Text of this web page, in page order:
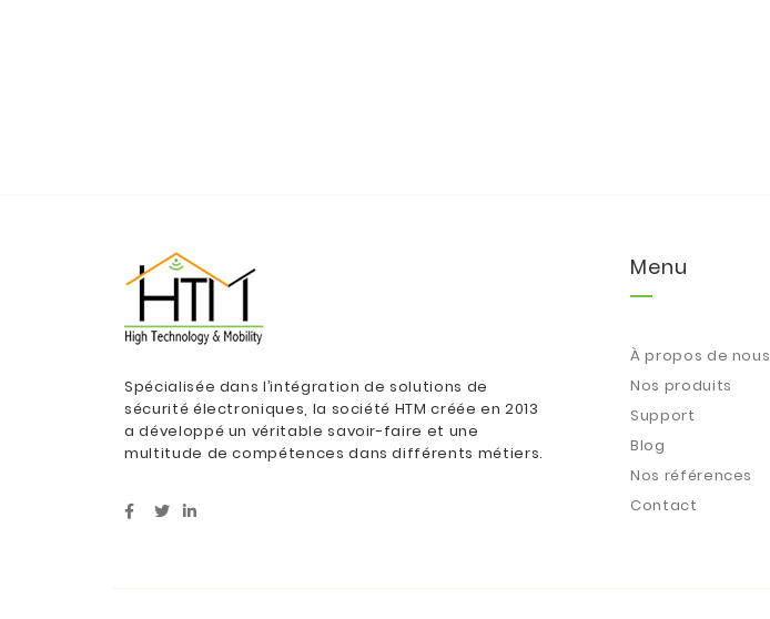
Spécialisée dans l’intégration de solutions de
sécurité électroniques, la société HTM créée en 2013
a développé un véritable savoir-faire et une
multitude de compétences dans différents métiers.
Menu
À propos de nous
Nos produits
Support
Blog
Nos références
Contact